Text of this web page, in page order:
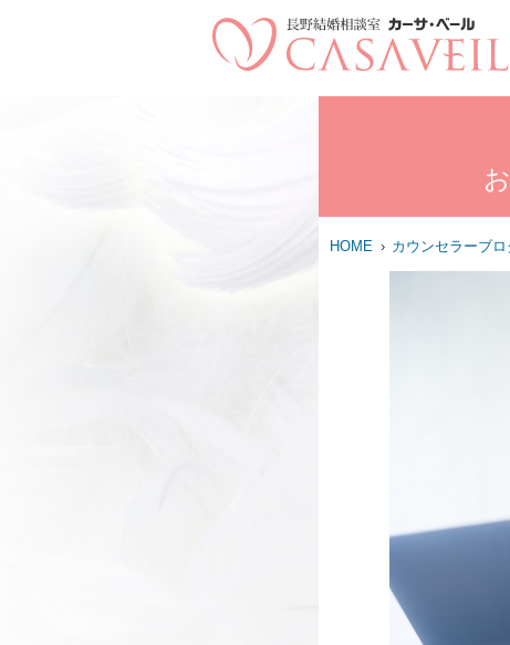
HOME カウンセラーブロ